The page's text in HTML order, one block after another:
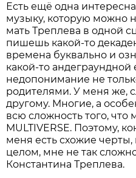
Есть ещё одна
музыку, которую можно
мать Треплева в одной
пишешь какой-то
времена буквально и
какой-то андеграундной
недопонимание не
родителями. У меня же,
другому. Многие, а
всю сложность того, что
MULTIVERSE. Поэтому,
меня есть схожие черты,
целом, мне не так
Константина Треплева.